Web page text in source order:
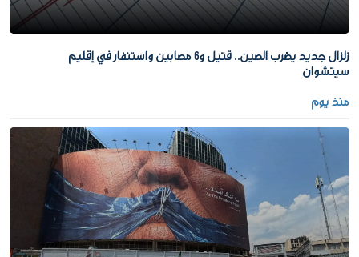
زلزال جديد يضرب الصين.. قتيل و6 مصابين واستنفار في إقليم
سيتشوان
منذ يوم